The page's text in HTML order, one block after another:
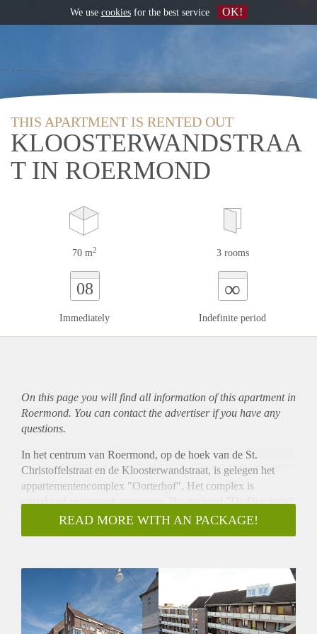
THIS APARTMENT IS RENTED OUT
KLOOSTERWANDSTRAA
T IN ROERMOND
70 m2 3 rooms
08
Immediately
∞
Indefinite period
On this page you will find all information of this apartmentin
Roermond. You can contact the advertiser if you have any
questions.
In het centrum van Roermond, op de hoek van de St.
Christoffelstraat en de Kloosterwandstraat, is gelegen het
appartementencomplex "Oorterhof". Het complex is
uitstekend gesitueerd, tegenover Theaterhotel "De Oranjerie"
nabij alle winkels welke het gezellige stadscentrum van
Roermond rijk is. Op nog geen 2 minuten lopen bereikt u al
woonlocatie midden in het centrum van Roermond voor
zowel jong als oud!
Het complex telt twee ingangen; één op de
Kloosterwandstraat en één op de St. Christoffelstraat. Hier
READ MORE WITH AN PACKAGE!
We use cookiesfor the best service OK!